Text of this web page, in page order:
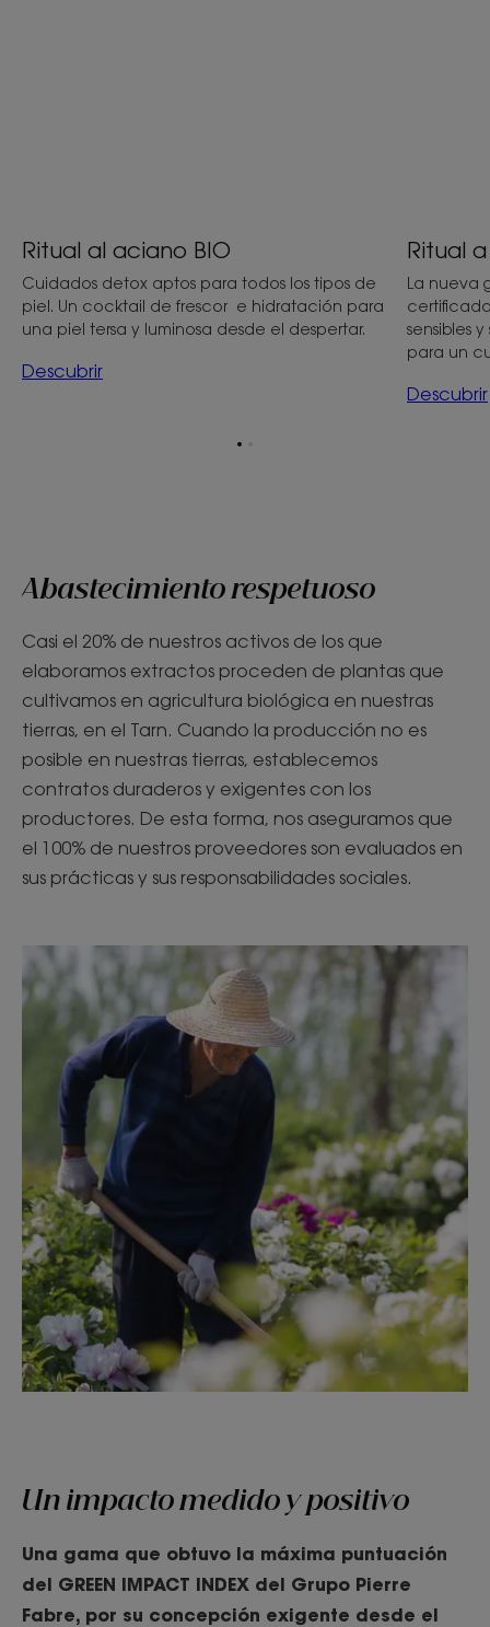
Ritual al aciano BIO
Cuidados detox aptos para todos los tipos de
piel. Un cocktail de frescor e hidratación para
una piel tersa y luminosa desde el despertar.
Descubrir
Ritual
La nueva
sensibles
para un
Descubrir
Ir
Abastecimiento respetuoso
Casi el 20% de nuestros activos de los que
elaboramos extractos proceden de plantas que
cultivamos en agricultura biológica en nuestras
tierras, en el Tarn. Cuando la producción no es
posible en nuestras tierras, establecemos
contratos duraderos y exigentes con los
productores. De esta forma, nos aseguramos que
el 100% de nuestros proveedores son evaluados en
sus prácticas y sus responsabilidades sociales.
Un impacto medido y positivo
Una gama que obtuvo la máxima puntuación
del GREEN IMPACT INDEX del Grupo Pierre
Fabre, por su concepción exigente desde el